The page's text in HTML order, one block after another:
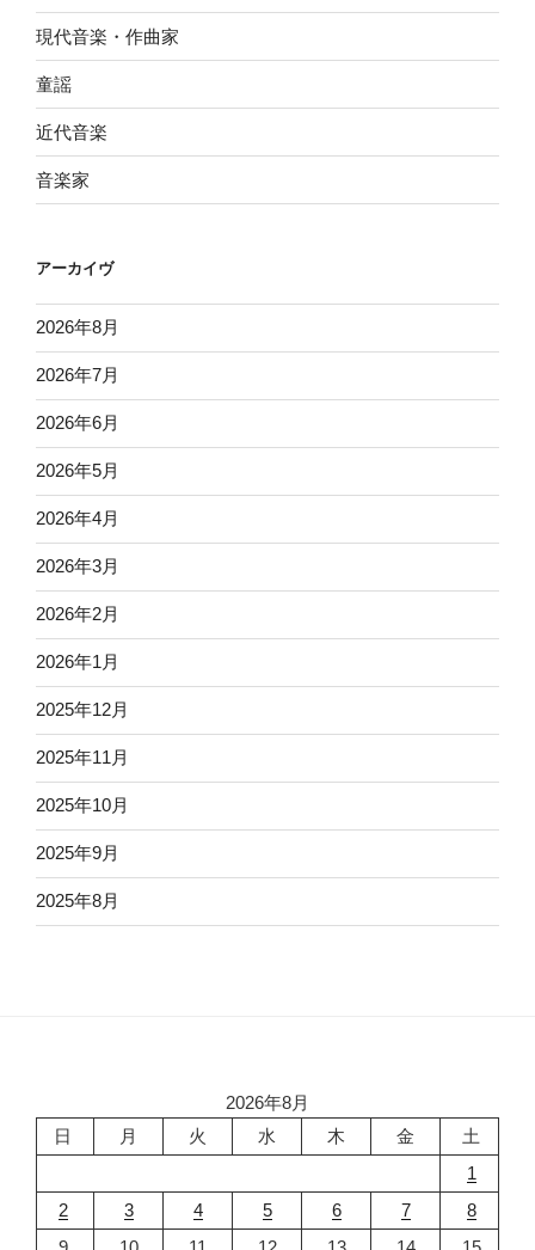
現代音楽・作曲家
童謡
近代音楽
音楽家
アーカイヴ
2026年8月
2026年7月
2026年6月
2026年5月
2026年4月
2026年3月
2026年2月
2026年1月
2025年12月
2025年11月
2025年10月
2025年9月
2025年8月
2026年8月
日
月 火 水 木 金
土
1
2
3 4 5 6 7
8